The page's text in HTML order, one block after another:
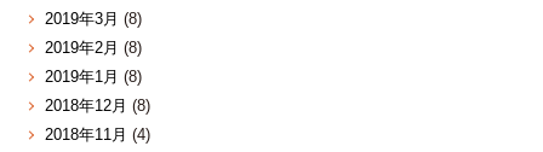
2019年3月 (8)
2019年2月 (8)
2019年1月 (8)
2018年12月 (8)
2018年11月 (4)